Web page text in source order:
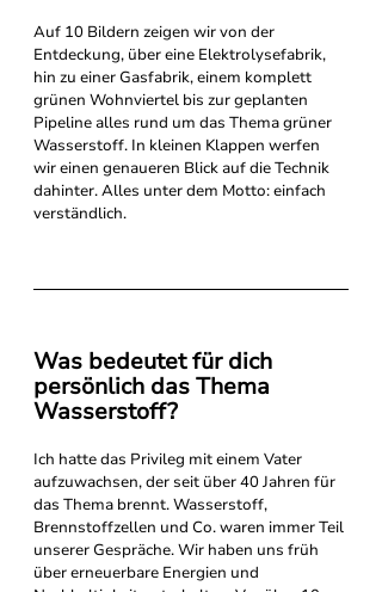
Auf 10 Bildern zeigen wir von der
Entdeckung, über eine Elektrolysefabrik,
hin zu einer Gasfabrik, einem komplett
grünen Wohnviertel bis zur geplanten
Pipeline alles rund um das Thema grüner
Wasserstoff. In kleinen Klappen werfen
wir einen genaueren Blick auf die Technik
dahinter. Alles unter dem Motto: einfach
verständlich.
Was bedeutet für dich
persönlich das Thema
Wasserstoff?
Ich hatte das Privileg mit einem Vater
aufzuwachsen, der seit über 40 Jahren für
das Thema brennt. Wasserstoff,
Brennstoffzellen und Co. waren immer Teil
unserer Gespräche. Wir haben uns früh
über erneuerbare Energien und